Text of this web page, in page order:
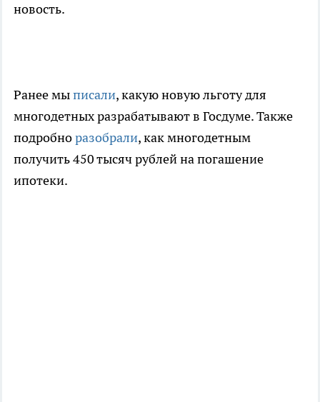
новость.
Ранее мыписали, какую новую льготу для
многодетных разрабатывают в Госдуме. Также
подробноразобрали, как многодетным
получить 450 тысяч рублей на погашение
ипотеки.